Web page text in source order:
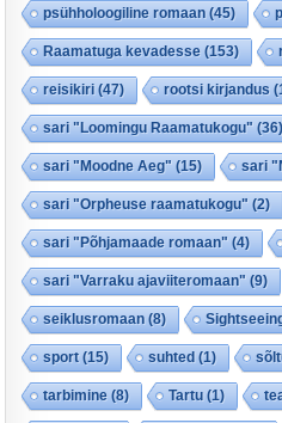
psühholoogiline romaan (45)
Raamatuga kevadesse (153)
reisikiri (47) rootsi kirjandus
sari "Loomingu Raamatukogu" (36)
sari "Moodne Aeg" (15) sari
sari "Orpheuse raamatukogu" (2)
sari "Põhjamaade romaan" (4)
sari "Varraku ajaviiteromaan" (9)
seiklusromaan (8)
sport(15) suhted (1)
tarbimine (8) Tartu (1)